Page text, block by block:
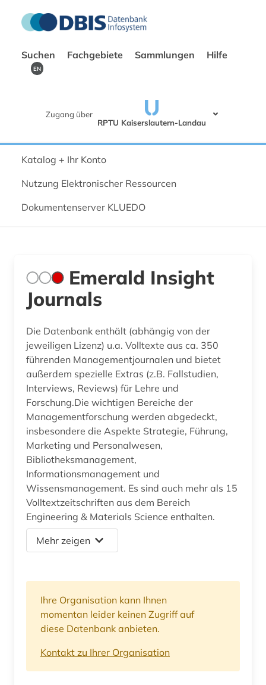
Suchen Fachgebiete Sammlungen Hilfe
EN
Zugang über
RPTU Kaiserslautern-Landau
Katalog + Ihr Konto
Nutzung Elektronischer Ressourcen
Dokumentenserver KLUEDO
Emerald Insight
Journals
Die Datenbank enthält (abhängig von der
jeweiligen Lizenz) u.a. Volltexte aus ca. 350
führenden Managementjournalen und bietet
außerdem spezielle Extras (z.B. Fallstudien,
Interviews, Reviews) für Lehre und
Forschung.Die wichtigen Bereiche der
Managementforschung werden abgedeckt,
insbesondere die Aspekte Strategie, Führung,
Marketing und Personalwesen,
Bibliotheksmanagement,
Informationsmanagement und
Wissensmanagement. Es sind auch mehr als 15
Volltextzeitschriften aus dem Bereich
Engineering & Materials Science enthalten.
Mehr zeigen
Ihre Organisation kann Ihnen
momentan leider keinen Zugriff auf
diese Datenbank anbieten.
Kontakt zu Ihrer Organisation